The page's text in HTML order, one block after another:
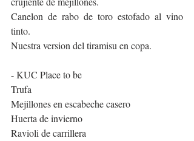
Canelon de rabo de toro estofado al vino
tinto.
Nuestra version del tiramisu en copa.
- KUC Place to be
Trufa
Mejillones en escabeche casero
Huerta de invierno
Ravioli de carrillera